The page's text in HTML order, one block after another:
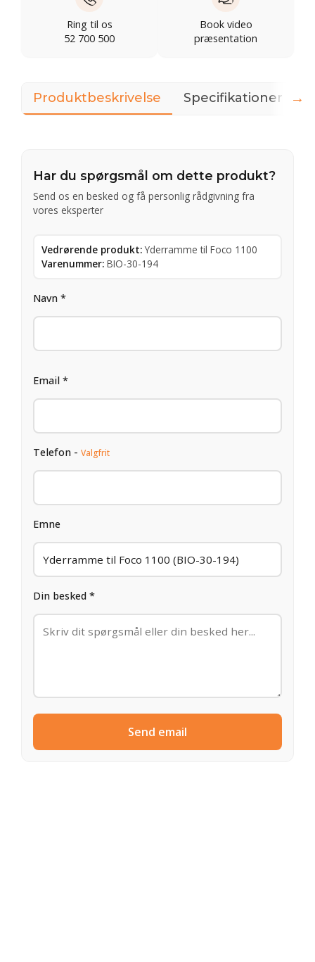
Ring til os
52 700 500
Book video
præsentation
Produktbeskrivelse Specifikationer
Har du spørgsmål om dette produkt?
Send os en besked og få personlig rådgivning fra
vores eksperter
Vedrørende produkt: Yderramme til Foco 1100
Varenummer: BIO-30-194
Navn *
Email *
Telefon - Valgfrit
Emne
Din besked *
Send email
→